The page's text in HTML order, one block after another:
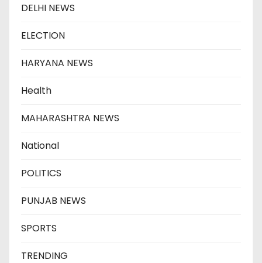
DELHI NEWS
ELECTION
HARYANA NEWS
Health
MAHARASHTRA NEWS
National
POLITICS
PUNJAB NEWS
SPORTS
TRENDING